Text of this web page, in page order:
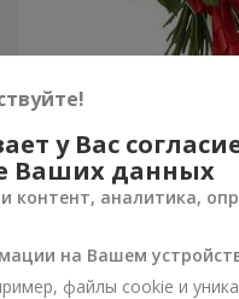
101 красная и белая
6 399 грн
у Вас
Ваших данных
контент, аналитика,
на Вашем
файлы cookie и